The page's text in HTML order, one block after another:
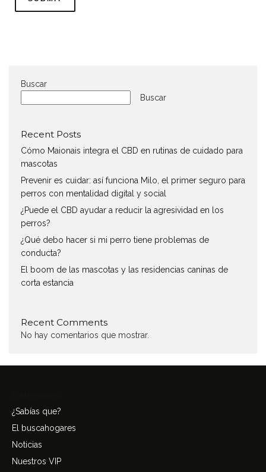
Buscar
Buscar
Recent Posts
Cómo Maionais integra el CBD en rutinas de cuidado para
mascotas
Prevenir es cuidar: así funciona Milo, el primer seguro para
perros con mentalidad digital y social
¿Puede el CBD ayudar a reducir la agresividad en los
perros?
¿Qué debo hacer si mi perro tiene problemas de
conducta?
El boom de las mascotas y las residencias caninas de
corta estancia
Recent Comments
No hay comentarios que mostrar.
¿Sabías que?
El buscahogares
Noticias
Nuestros VIP